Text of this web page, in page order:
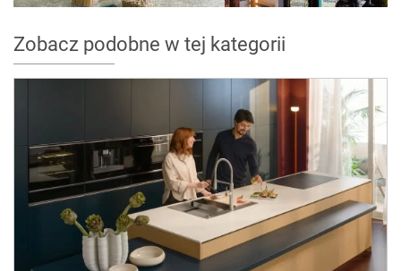
Zobacz podobne w tej kategorii